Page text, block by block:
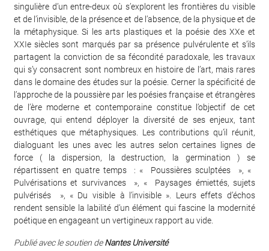
singulière d’un entre-deux où s’explorent les frontières du visible
et de l’invisible, de la présence et de l’absence, de la physique et de
la métaphysique. Si les arts plastiques et la poésie des XXe et
XXIe siècles sont marqués par sa présence pulvérulente et s’ils
partagent la conviction de sa fécondité paradoxale, les travaux
qui s’y consacrent sont nombreux en histoire de l’art, mais rares
dans le domaine des études sur la poésie. Cerner la spécificité de
l’approche de la poussière par les poésies française et étrangères
de l’ère moderne et contemporaine constitue l’objectif de cet
ouvrage, qui entend déployer la diversité de ses enjeux, tant
esthétiques que métaphysiques. Les contributions qu’il réunit,
dialoguant les unes avec les autres selon certaines lignes de
force ( la dispersion, la destruction, la germination ) se
répartissent en quatre temps : « Poussières sculptées », «
Pulvérisations et survivances », « Paysages émiettés, sujets
pulvérisés », « Du visible à l’invisible ». Leurs effets d’échos
rendent sensible la labilité d’un élément qui fascine la modernité
poétique en engageant un vertigineux rapport au vide.
Publié avec le soutien deNantes Université